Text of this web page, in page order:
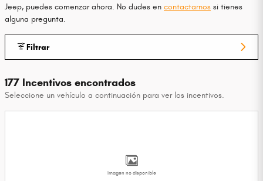
Jeep, puedes comenzar ahora. No dudes en contactarnos si tienes
alguna pregunta.
Filtrar
177 Incentivos encontrados
Seleccione un vehículo a continuación para ver los incentivos.
Imagen no disponible